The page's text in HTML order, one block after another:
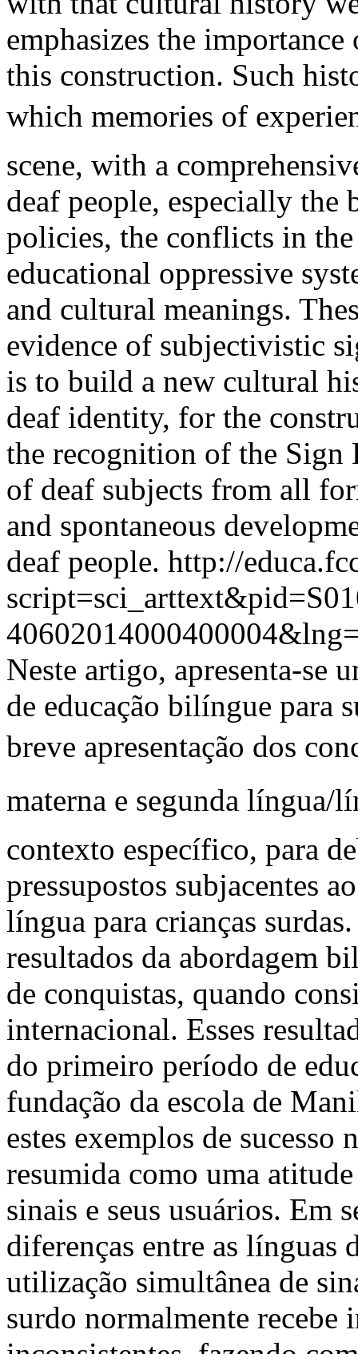
emphasizes the
this construction. Such
which memories of
scene, with a
deaf people, especially
policies, the conflicts in
educational oppressive
and cultural meanings.
evidence of subjectivistic
is to build a new cultural
deaf identity, for the
the recognition of the Sign
of deaf subjects from all
and spontaneous
deaf people. http://
Neste artigo, apresenta-se
de educação bilíngue para
breve apresentação dos
materna e segunda
contexto específico, para
pressupostos subjacentes
língua para crianças
resultados da abordagem
de conquistas, quando
internacional. Esses
do primeiro período de
fundação da escola de
estes exemplos de sucesso
resumida como uma
sinais e seus usuários. Em
diferenças entre as línguas
utilização simultânea de
surdo normalmente recebe